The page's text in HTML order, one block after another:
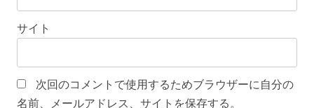
サイト
次回のコメントで使用するためブラウザーに自分の
名前、メールアドレス、サイトを保存する。